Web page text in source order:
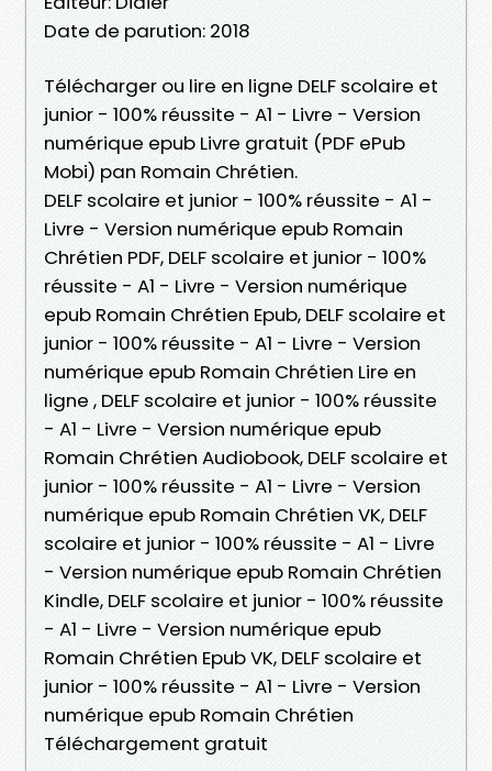
Date de parution: 2018
Télécharger ou lire en ligne DELF scolaire et
junior - 100% réussite - A1 - Livre - Version
numérique epub Livre gratuit (PDF ePub
Mobi) pan Romain Chrétien.
DELF scolaire et junior - 100% réussite - A1 -
Livre - Version numérique epub Romain
Chrétien PDF, DELF scolaire et junior - 100%
réussite - A1 - Livre - Version numérique
epub Romain Chrétien Epub, DELF scolaire et
junior - 100% réussite - A1 - Livre - Version
numérique epub Romain Chrétien Lire en
ligne , DELF scolaire et junior - 100% réussite
- A1 - Livre - Version numérique epub
Romain Chrétien Audiobook, DELF scolaire et
junior - 100% réussite - A1 - Livre - Version
numérique epub Romain Chrétien VK, DELF
scolaire et junior - 100% réussite - A1 - Livre
- Version numérique epub Romain Chrétien
Kindle, DELF scolaire et junior - 100% réussite
- A1 - Livre - Version numérique epub
Romain Chrétien Epub VK, DELF scolaire et
junior - 100% réussite - A1 - Livre - Version
numérique epub Romain Chrétien
Téléchargement gratuit